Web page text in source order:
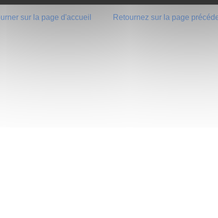
sur la page d'accueil Retournez sur la page